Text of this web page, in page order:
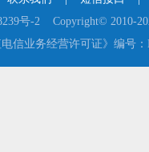
号-2    Copyright© 2010-
电信业务经营许可证》编号：